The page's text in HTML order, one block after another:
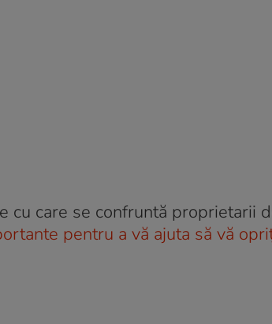
care se confruntă proprietarii
pentru a vă ajuta să vă